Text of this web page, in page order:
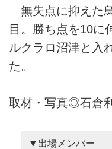
無失点に抑えた
目。勝ち点を10に
ルクラロ沼津と入
た。
取材・写真◎石倉
▼出場メンバー